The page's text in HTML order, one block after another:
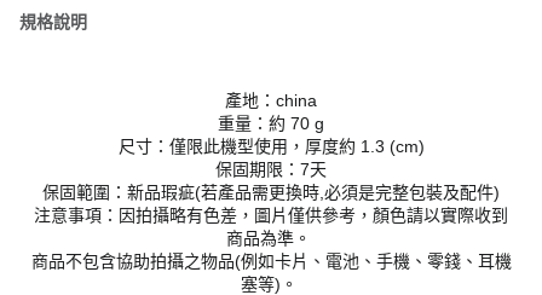
規格說明
產地：china
重量：約 70 g
尺寸：僅限此機型使用，厚度約 1.3 (cm)
保固期限：7天
保固範圍：新品瑕疵(若產品需更換時,必須是完整包裝及配件)
注意事項：因拍攝略有色差，圖片僅供參考，顏色請以實際收到
商品為準。
商品不包含協助拍攝之物品(例如卡片、電池、手機、零錢、耳機
塞等)。